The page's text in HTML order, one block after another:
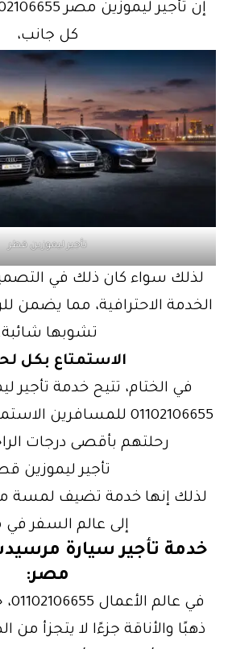
كل جانب،
تأجير ليموزين قطر
لذلك سواء كان ذلك في
الخدمة الاحترافية، مما يضمن
تشوبها
الاستمتاع بكل
في الختام، تتيح خدمة تأجير
01102106655
رحلتهم بأقصى درجات
تأجير ليموزين
لذلك إنها خدمة تضيف لمسة من
إلى عالم السفر
خدمة تأجير سيارة
مصر:
في
ذهبًا والأناقة جزءًا لا يتجزأ